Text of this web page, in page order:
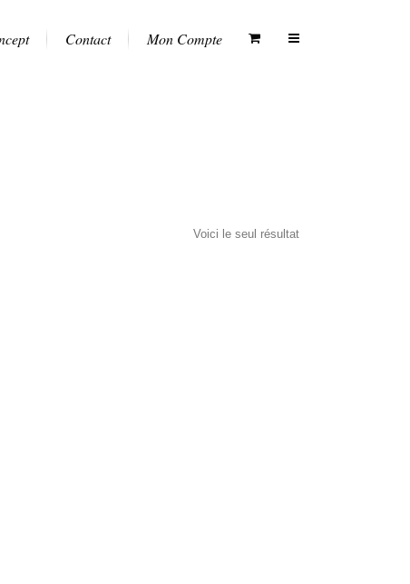
Contact Mon Compte
Voici le seul résultat